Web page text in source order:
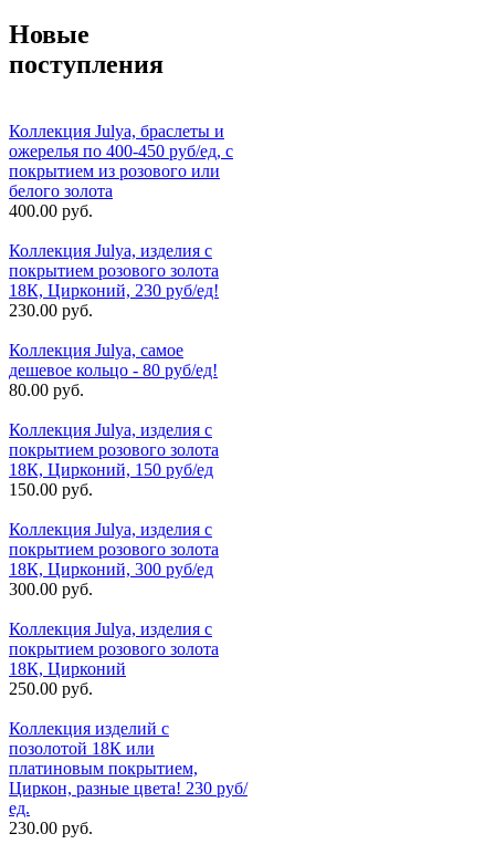
Новые
поступления
Коллекция Julya, браслеты и
ожерелья по 400-450 руб/ед, с
покрытием из розового или
белого золота
400.00 руб.
Коллекция Julya, изделия с
покрытием розового золота
18К, Цирконий, 230 руб/ед!
230.00 руб.
Коллекция Julya, самое
дешевое кольцо - 80 руб/ед!
80.00 руб.
Коллекция Julya, изделия с
покрытием розового золота
18К, Цирконий, 150 руб/ед
150.00 руб.
Коллекция Julya, изделия с
покрытием розового золота
18К, Цирконий, 300 руб/ед
300.00 руб.
Коллекция Julya, изделия с
покрытием розового золота
18К, Цирконий
250.00 руб.
Коллекция изделий с
позолотой 18К или
платиновым покрытием,
Циркон, разные цвета! 230 руб/
ед.
230.00 руб.